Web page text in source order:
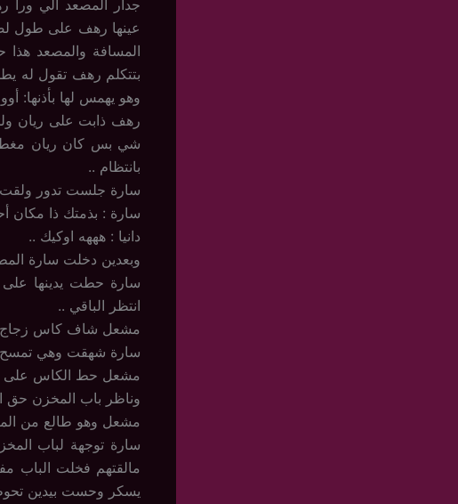
عينها رهف على طول
المسافة والمصعد
بتتكلم رهف تقول له
وهو يهمس لها بأذنها:
رهف ذابت على ريان
شي بس كان ريان
بانتظام ..
سارة جلست تدور ولقت
سارة : بذمتك ذا مكان
دانيا : هههه اوكيك ..
وبعدين دخلت سارة
سارة حطت يدينها على
انتظر الباقي ..
مشعل شاف كاس زجاج
سارة شهقت وهي تمسح
مشعل حط الكاس على
وناظر باب المخزن حق
مشعل وهو طالع من
سارة توجهة لباب
مالقتهم فخلت الباب
يسكر وحست بيدين